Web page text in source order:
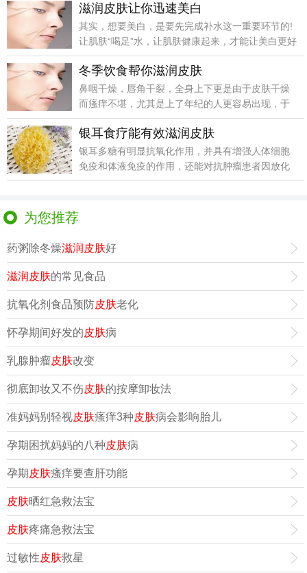
滋润皮肤让你迅速美白
其实，想要美白，是要先完成补水这一重要环节的!
让肌肤“喝足”水，让肌肤健康起来，才能让美白更好
实现的
冬季饮食帮你滋润皮肤
鼻咽干燥，唇角干裂，全身上下更是由于皮肤干燥
而瘙痒不堪，尤其是上了年纪的人更容易出现，于
是忍不住去抓
银耳食疗能有效滋润皮肤
银耳多糖有明显抗氧化作用，并具有增强人体细胞
免疫和体液免疫的作用，还能对抗肿瘤患者因放化
疗而引起的免
为您推荐
药粥除冬燥滋润皮肤好
滋润皮肤的常见食品
抗氧化剂食品预防皮肤老化
怀孕期间好发的皮肤病
乳腺肿瘤皮肤改变
彻底卸妆又不伤皮肤的按摩卸妆法
准妈妈别轻视皮肤瘙痒3种皮肤病会影响胎儿
孕期困扰妈妈的八种皮肤病
孕期 皮肤瘙痒要查肝功能
皮肤晒红急救法宝
皮肤疼痛急救法宝
过敏性皮肤救星